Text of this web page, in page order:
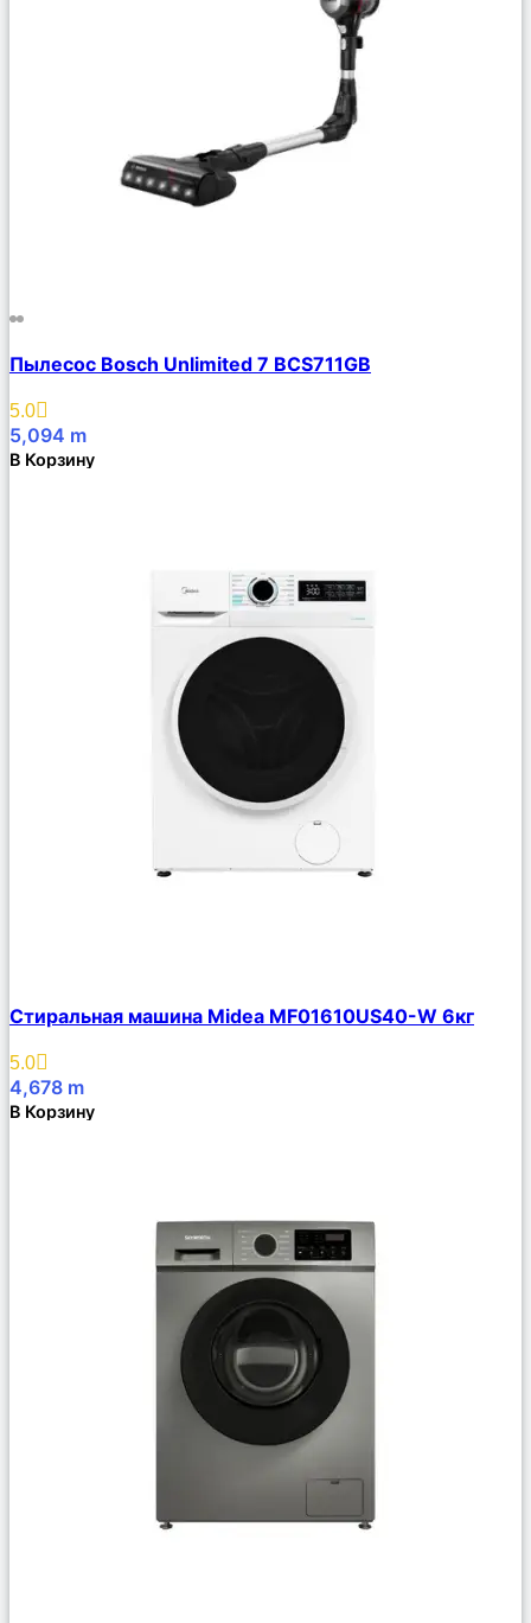
Описание
Избранное
Пылесос Bosch Unlimited 7 BCS711GB
5.0
5,094 m
В Корзину
Описание
Избранное
Стиральная машина Midea MF01610US40-W 6кг
5.0
4,678 m
В Корзину